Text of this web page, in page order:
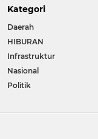
Kategori
Daerah
HIBURAN
Infrastruktur
Nasional
Politik